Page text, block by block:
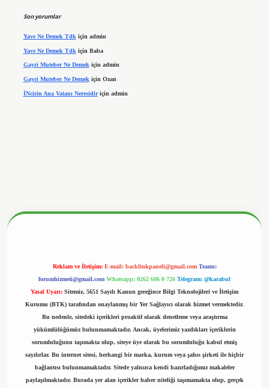
Son yorumlar
Yave Ne Demek Tdk için admin
Yave Ne Demek Tdk için Baba
Gayri Muteber Ne Demekiçin admin
Gayri Muteber Ne Demek için Ozan
İNcirin Ana Vatanı Neresidiriçin admin
Reklam ve İletişim: E-mail: backlinkpaneli@gmail.com Teams:
forumhizmeti@gmail.com Whatsapp: 0262 606 0 726 Telegram: @karabul
Yasal Uyarı: Sitemiz, 5651 Sayılı Kanun gereğince Bilgi Teknolojileri ve İletişim
Kurumu (BTK) tarafından onaylanmış bir Yer Sağlayıcı olarak hizmet vermektedir.
Bu nedenle, sitedeki içerikleri proaktif olarak denetleme veya araştırma
yükümlülüğümüz bulunmamaktadır. Ancak, üyelerimiz yazdıkları içeriklerin
sorumluluğunu taşımakta olup, siteye üye olarak bu sorumluluğu kabul etmiş
sayılırlar. Bu internet sitesi, herhangi bir marka, kurum veya şahıs şirketi ile hiçbir
bağlantısı bulunmamaktadır. Sitede yalnızca kendi hazırladığımız makaleler
paylaşılmaktadır. Burada yer alan içerikler haber niteliği taşımamakta olup, gerçek